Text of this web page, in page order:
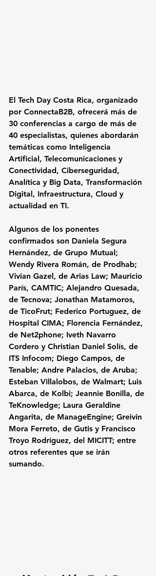
El Tech Day Costa Rica, organizado
por ConnectaB2B, ofrecerá más de
30 conferencias a cargo de más de
40 especialistas, quienes abordarán
temáticas como Inteligencia
Artificial, Telecomunicaciones y
Conectividad, Ciberseguridad,
Analítica y Big Data, Transformación
Digital, Infraestructura, Cloud y
actualidad en TI.
Algunos de los ponentes
confirmados son Daniela Segura
Hernández, de Grupo Mutual;
Wendy Rivera Román, de Prodhab;
Vivian Gazel, de Arias Law; Mauricio
París, CAMTIC; Alejandro Quesada,
de Tecnova; Jonathan Matamoros,
de TicoFrut; Federico Portuguez, de
Hospital CIMA; Florencia Fernández,
de Net2phone; Iveth Navarro
Cordero y Christian Daniel Solís, de
ITS Infocom; Diego Campos, de
Tenable; Andre Palacios, de Aruba;
Esteban Villalobos, de Walmart; Luis
Abarca, de Kolbi; Jeannie Bonilla, de
TeKnowledge; Laura Geraldine
Angarita, de ManageEngine; Greivin
Mora Ferreto, de Gutis y Francisco
Troyo Rodríguez, del MICITT; entre
otros referentes que se irán
sumando.